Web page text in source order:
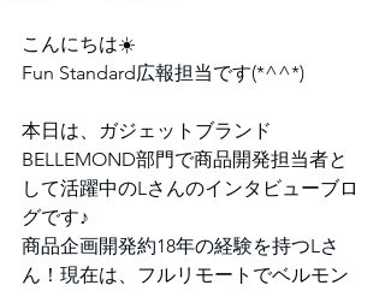
こんにちは☀️
Fun Standard広報担当です(*^^*)
本日は、ガジェットブランド
BELLEMOND部門で商品開発担当者と
して活躍中のLさんのインタビューブロ
グです♪
商品企画開発約18年の経験を持つLさ
ん！現在は、フルリモートでベルモン